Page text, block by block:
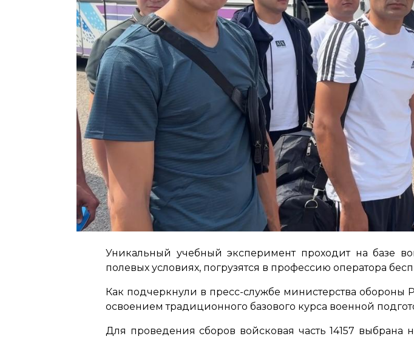
Уникальный учебный эксперимент проходит на базе
полевых условиях, погрузятся в профессию оператора
Как подчеркнули в пресс-службе министерства
освоением традиционного базового курса военной
Для проведения сборов войсковая часть 14157